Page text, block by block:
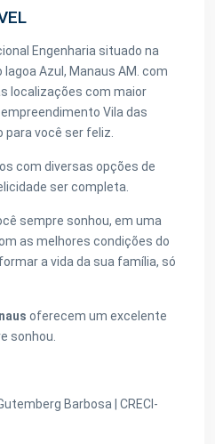
Engenharia situado na
Azul, Manaus AM. com
localizações com maior
Vila das
para você ser feliz.
com diversas opções de
ser completa.
sempre sonhou, em uma
as melhores condições do
a vida da sua família, só
oferecem um excelente
sonhou.
Barbosa | CRECI-